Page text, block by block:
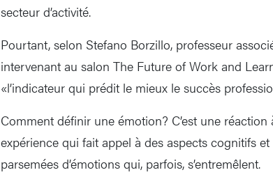
secteur d’activité.
Pourtant, selon Stefano Borzillo, professeur
intervenant au salon The Future of Work and
«l’indicateur qui prédit le mieux le succès
Comment définir une émotion? C’est une
expérience qui fait appel à des aspects cognitifs
parsemées d’émotions qui, parfois, s’entremêlent.